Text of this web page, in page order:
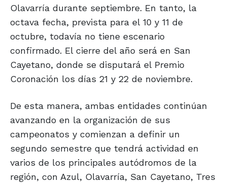
Olavarría durante septiembre. En tanto, la
octava fecha, prevista para el 10 y 11 de
octubre, todavía no tiene escenario
confirmado. El cierre del año será en San
Cayetano, donde se disputará el Premio
Coronación los días 21 y 22 de noviembre.
De esta manera, ambas entidades continúan
avanzando en la organización de sus
campeonatos y comienzan a definir un
segundo semestre que tendrá actividad en
varios de los principales autódromos de la
región, con Azul, Olavarría, San Cayetano, Tres